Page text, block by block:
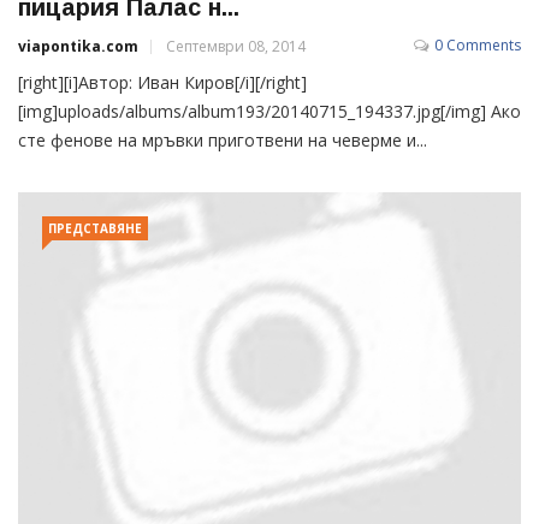
пицария Палас н...
viapontika.com Септември 08, 2014 0 Comments
[right][i]Автор: Иван Киров[/i][/right]
[img]uploads/albums/album193/20140715_194337.jpg[/img] Ако
сте фенове на мръвки приготвени на чеверме и...
ПРЕДСТАВЯНЕ